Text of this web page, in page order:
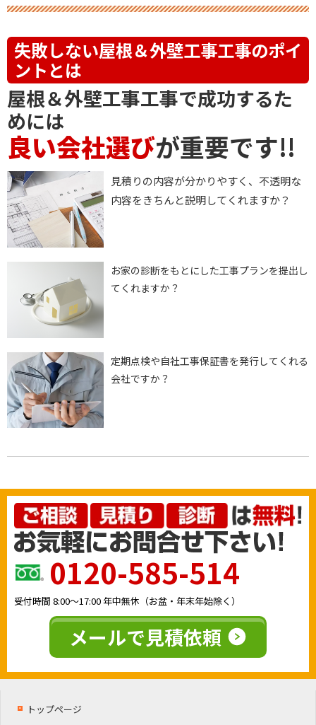
失敗しない屋根＆外壁工事工事のポイ
ントとは
屋根＆外壁工事工事で成功するた
めには
良い会社選びが重要です!!
見積りの内容が分かりやすく、不透明な
内容をきちんと説明してくれますか？
お家の診断をもとにした工事プランを提出し
てくれますか？
定期点検や自社工事保証書を発行してくれる
会社ですか？
0120-585-514
受付時間 8:00〜17:00年中無休（お盆・年末年始除く）
メールで見積依頼
トップページ